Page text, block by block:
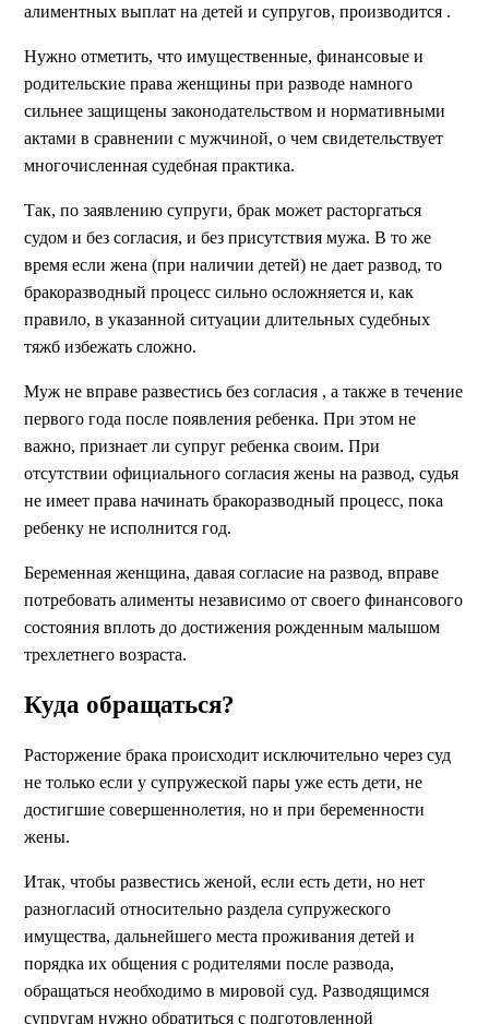
алиментных выплат на детей и супругов, производится .
Нужно отметить, что имущественные, финансовые и
родительские права женщины при разводе намного
сильнее защищены законодательством и нормативными
актами в сравнении с мужчиной, о чем свидетельствует
многочисленная судебная практика.
Так, по заявлению супруги, брак может расторгаться
судом и без согласия, и без присутствия мужа. В то же
время если жена (при наличии детей) не дает развод, то
бракоразводный процесс сильно осложняется и, как
правило, в указанной ситуации длительных судебных
тяжб избежать сложно.
Муж не вправе развестись без согласия , а также в течение
первого года после появления ребенка. При этом не
важно, признает ли супруг ребенка своим. При
отсутствии официального согласия жены на развод, судья
не имеет права начинать бракоразводный процесс, пока
ребенку не исполнится год.
Беременная женщина, давая согласие на развод, вправе
потребовать алименты независимо от своего финансового
состояния вплоть до достижения рожденным малышом
трехлетнего возраста.
Куда обращаться?
Расторжение брака происходит исключительно через суд
не только если у супружеской пары уже есть дети, не
достигшие совершеннолетия, но и при беременности
жены.
Итак, чтобы развестись женой, если есть дети, но нет
разногласий относительно раздела супружеского
имущества, дальнейшего места проживания детей и
порядка их общения с родителями после развода,
обращаться необходимо в мировой суд. Разводящимся
супругам нужно обратиться с подготовленной